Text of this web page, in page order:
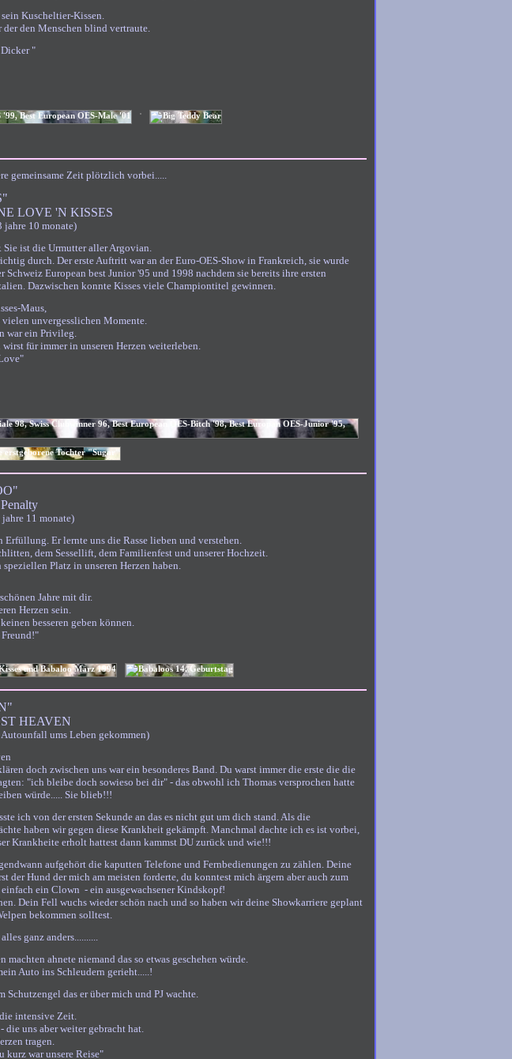
sein Kuscheltier-Kissen.
der den Menschen blind vertraute.
"
gemeinsame Zeit plötzlich vorbei.....
LOVE 'N KISSES
jahre 10 monate)
Sie ist die Urmutter aller Argovian.
durch. Der erste Auftritt war an der Euro-OES-Show in Frankreich, sie wurde
European best Junior '95 und 1998 nachdem sie bereits ihre ersten
Dazwischen konnte Kisses viele Championtitel gewinnen.
Maus,
vielen unvergesslichen Momente.
war ein Privileg.
für immer in unseren Herzen weiterleben.
11 monate)
Er lernte uns die Rasse lieben und verstehen.
dem Sessellift, dem Familienfest und unserer Hochzeit.
Platz in unseren Herzen haben.
Jahre mit dir.
Herzen sein.
besseren geben können.
HEAVEN
ums Leben gekommen)
doch zwischen uns war ein besonderes Band. Du warst immer die erste die die
"ich bleibe doch sowieso bei dir" - das obwohl ich Thomas versprochen hatte
würde..... Sie blieb!!!
ich von der ersten Sekunde an das es nicht gut um dich stand. Als die
haben wir gegen diese Krankheit gekämpft. Manchmal dachte ich es ist vorbei,
Krankheite erholt hattest dann kammst DU zurück und wie!!!
aufgehört die kaputten Telefone und Fernbedienungen zu zählen. Deine
Hund der mich am meisten forderte, du konntest mich ärgern aber auch zum
ein Clown - ein ausgewachsener Kindskopf!
Dein Fell wuchs wieder schön nach und so haben wir deine Showkarriere geplant
bekommen solltest.
ganz anders..........
ahnete niemand das so etwas geschehen würde.
Auto ins Schleudern gerieht.....!
das er über mich und PJ wachte.
intensive Zeit.
die uns aber weiter gebracht hat.
tragen.
kurz war unsere Reise"